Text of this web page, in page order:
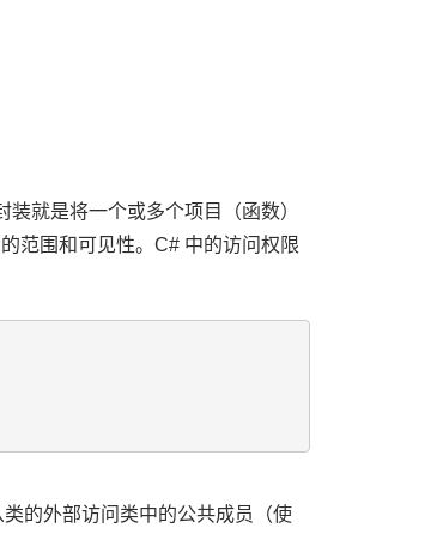
就是将一个或多个项目（函数）
范围和可见性。C# 中的访问权限
的外部访问类中的公共成员（使